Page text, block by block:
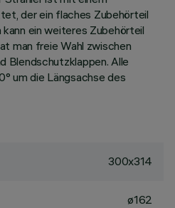
der ein flaches Zubehörteil
ein weiteres Zubehörteil
man freie Wahl zwischen
Blendschutzklappen. Alle
um die Längsachse des
300x314
ø162